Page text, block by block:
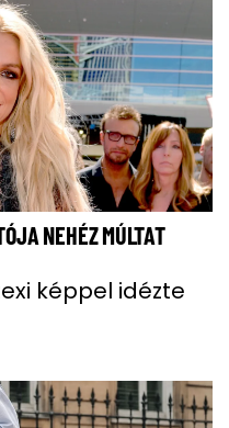
NEHÉZ MÚLTAT
képpel idézte